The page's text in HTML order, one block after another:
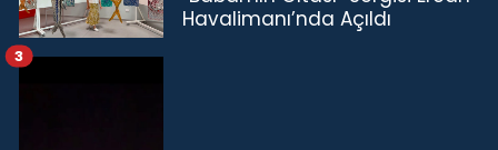
Havalimanı’nda Açıldı
3